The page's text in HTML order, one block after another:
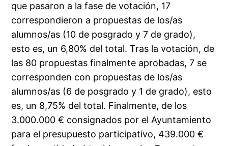
que pasaron a la fase de votación, 17
correspondieron a propuestas de los/as
alumnos/as (10 de posgrado y 7 de grado),
esto es, un 6,80% del total. Tras la votación, de
las 80 propuestas finalmente aprobadas, 7 se
corresponden con propuestas de los/as
alumnos/as (6 de posgrado y 1 de grado), esto
es, un 8,75% del total. Finalmente, de los
3.000.000 € consignados por el Ayuntamiento
para el presupuesto participativo, 439.000 €